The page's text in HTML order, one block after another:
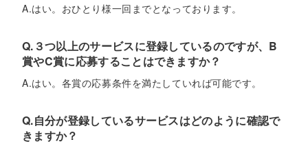
A.はい。おひとり様一回までとなっております。
Q.３つ以上のサービスに登録しているのですが、B
賞やC賞に応募することはできますか？
A.はい。各賞の応募条件を満たしていれば可能です。
Q.自分が登録しているサービスはどのように確認で
きますか？